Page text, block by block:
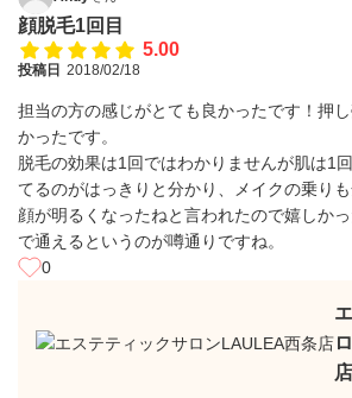
顔脱毛1回目
5.00
投稿日 2018/02/18
担当の方の感じがとても良かったです！押
かったです。
脱毛の効果は1回ではわかりませんが肌は1
てるのがはっきりと分かり、メイクの乗りも
顔が明るくなったねと言われたので嬉しか
で通えるというのが噂通りですね。
0